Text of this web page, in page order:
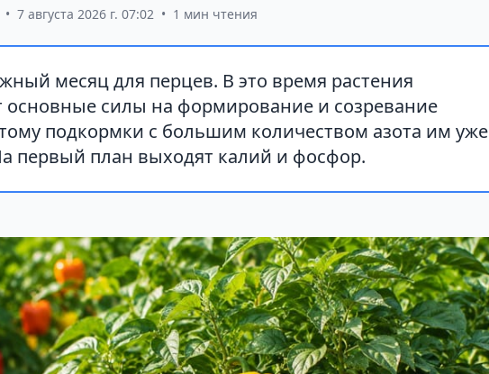
• 7 августа 2026 г. 07:02 • 1 мин чтения
месяц для перцев. В это время растения
основные силы на формирование и созревание
подкормки с большим количеством азота им уже
первый план выходят калий и фосфор.